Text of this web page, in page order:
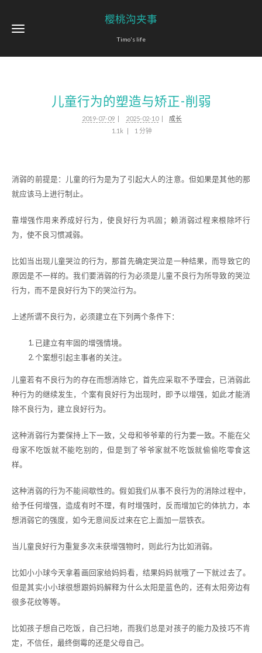
樱桃沟夹事
Timo's life
儿童行为的塑造与矫正-削弱
2019-07-09 2025-02-10
成长
1.1k
1 分钟
消弱的前提是：儿童的行为是为了引起大人的注意。但如果是其他的那
就应该马上进行制止。
靠增强作用来养成好行为，使良好行为巩固；赖消弱过程来根除坏行
为，使不良习惯减弱。
比如当出现儿童哭泣的行为，那首先确定哭泣是一种结果，而导致它的
原因是不一样的。我们要消弱的行为必须是儿童不良行为所导致的哭泣
行为，而不是良好行为下的哭泣行为。
上述所谓不良行为，必须建立在下列两个条件下：
已建立有牢固的增强情境。
个案想引起主事者的关注。
儿童若有不良行为的存在而想消除它，首先应采取不予理会，已消弱此
种行为的继续发生，个案有良好行为出现时，即予以增强，如此才能消
除不良行为，建立良好行为。
这种消弱行为要保持上下一致，父母和爷爷辈的行为要一致。不能在父
母家不吃饭就不能吃别的，但是到了爷爷家就不吃饭就偷偷吃零食这
样。
这种消弱的行为不能间歇性的。假如我们从事不良行为的消除过程中，
给予任何增强，造成有时不理，有时增强时，反而增加它的体抗力，本
想消弱它的强度，如今无意间反过来在它上面加一层铁衣。
当儿童良好行为重复多次未获增强物时，则此行为比如消弱。
比如小小球今天拿着画回家给妈妈看，结果妈妈就哦了一下就过去了。
但是其实小小球很想跟妈妈解释为什么太阳是蓝色的，还有太阳旁边有
很多花纹等等。
比如孩子想自己吃饭，自己扫地，而我们总是对孩子的能力及技巧不肯
定，不信任，最终倒霉的还是父母自己。